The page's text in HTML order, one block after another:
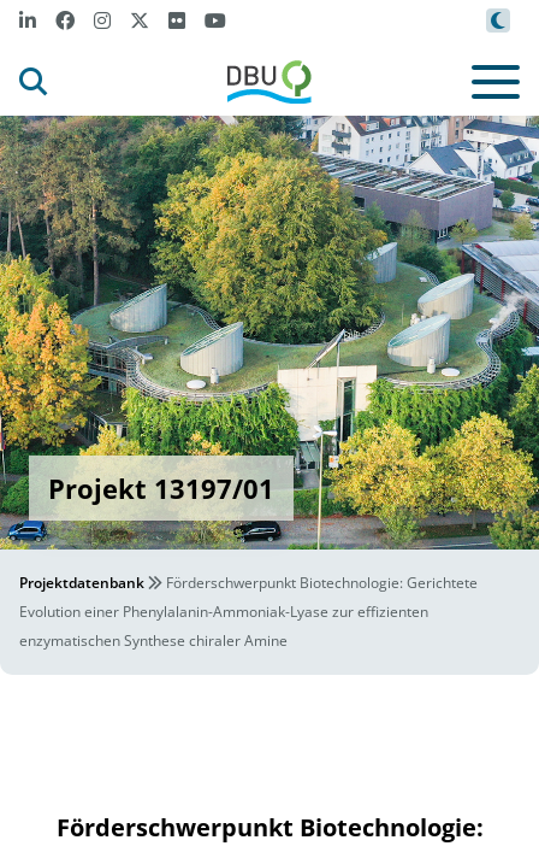
Projekt 13197/01
Projektdatenbank
Förderschwerpunkt Biotechnologie: Gerichtete
Evolution einer Phenylalanin-Ammoniak-Lyase zur effizienten
enzymatischen Synthese chiraler Amine
Förderschwerpunkt Biotechnologie: